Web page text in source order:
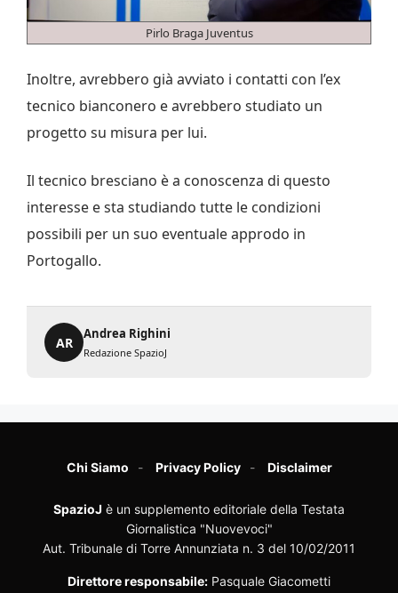
Pirlo Braga Juventus
Inoltre, avrebbero già avviato i contatti con l’ex
tecnico bianconero e avrebbero studiato un
progetto su misura per lui.
Il tecnico bresciano è a conoscenza di questo
interesse e sta studiando tutte le condizioni
possibili per un suo eventuale approdo in
Portogallo.
AR
Andrea Righini
Redazione SpazioJ
Chi Siamo Privacy Policy Disclaimer
SpazioJ è un supplemento editoriale della Testata
Giornalistica "Nuovevoci"
Aut. Tribunale di Torre Annunziata n. 3 del 10/02/2011
Direttore responsabile: Pasquale Giacometti